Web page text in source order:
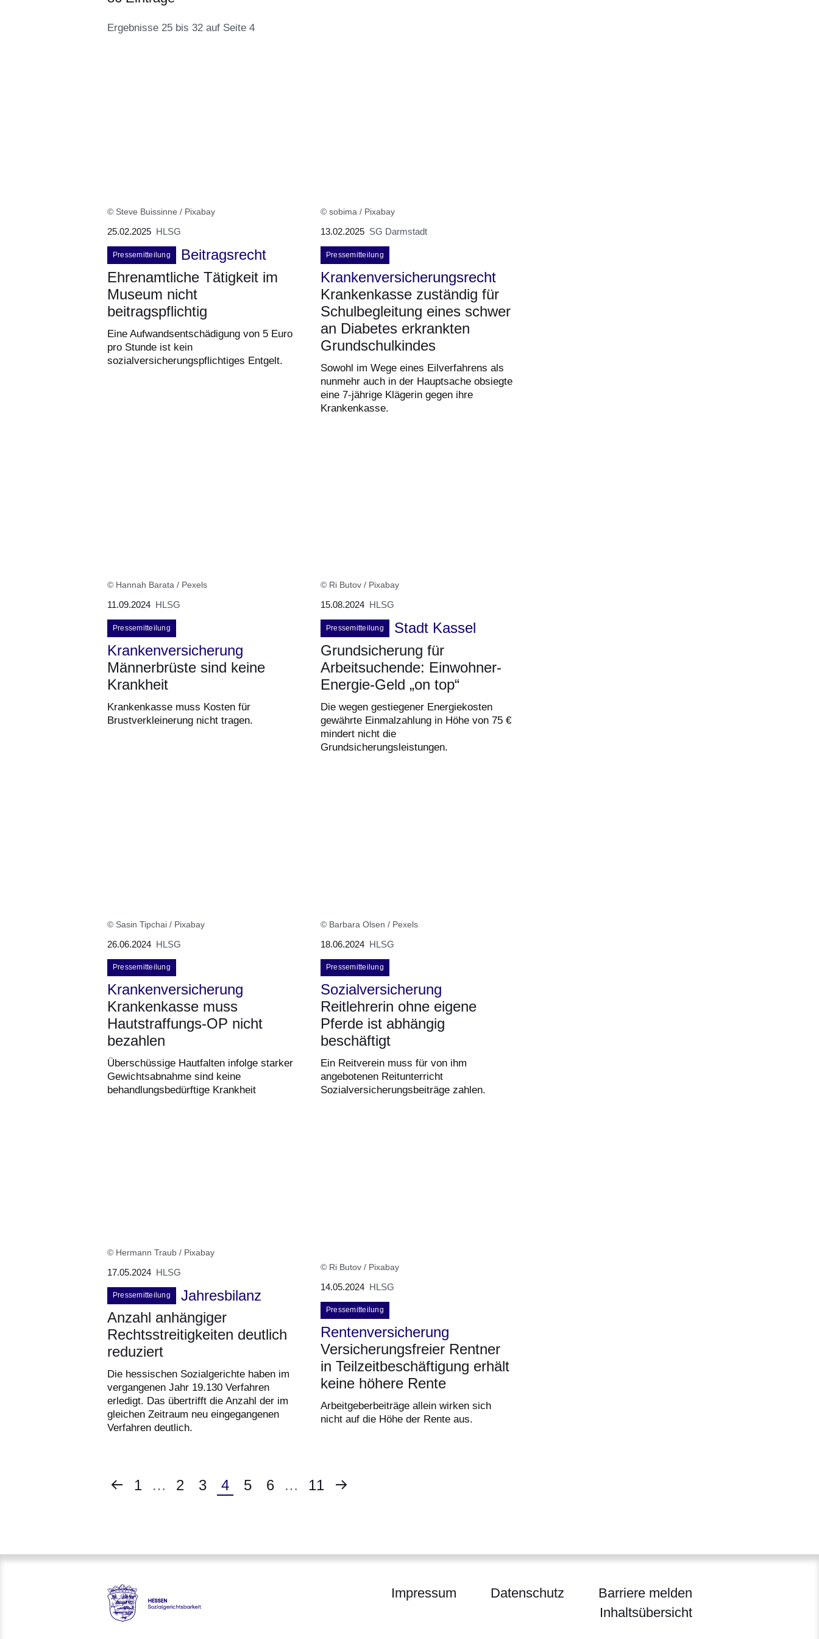
Ergebnisse 25 bis 32 auf Seite 4
4
© Steve Buissinne / Pixabay
25.02.2025 HLSG
Pressemitteilung
Beitragsrecht
Ehrenamtliche Tätigkeit im
Museum nicht
beitragspflichtig
Eine Aufwandsentschädigung von 5 Euro
pro Stunde ist kein
sozialversicherungspflichtiges Entgelt.
© sobima / Pixabay
13.02.2025 SG Darmstadt
Pressemitteilung
Krankenversicherungsrecht
Krankenkasse zuständig für
Schulbegleitung eines schwer
an Diabetes erkrankten
Grundschulkindes
Sowohl im Wege eines Eilverfahrens als
nunmehr auch in der Hauptsache obsiegte
eine 7-jährige Klägerin gegen ihre
Krankenkasse.
© Hannah Barata / Pexels
11.09.2024 HLSG
Pressemitteilung
Krankenversicherung
Männerbrüste sind keine
Krankheit
Krankenkasse muss Kosten für
Brustverkleinerung nicht tragen.
© Ri Butov / Pixabay
15.08.2024 HLSG
Pressemitteilung
Stadt Kassel
Grundsicherung für
Arbeitsuchende: Einwohner-
Energie-Geld „on top“
Die wegen gestiegener Energiekosten
gewährte Einmalzahlung in Höhe von 75 €
mindert nicht die
Grundsicherungsleistungen.
© Sasin Tipchai / Pixabay
26.06.2024 HLSG
Pressemitteilung
Krankenversicherung
Krankenkasse muss
Hautstraffungs-OP nicht
bezahlen
Überschüssige Hautfalten infolge starker
Gewichtsabnahme sind keine
behandlungsbedürftige Krankheit
© Barbara Olsen / Pexels
18.06.2024 HLSG
Pressemitteilung
Sozialversicherung
Reitlehrerin ohne eigene
Pferde ist abhängig
beschäftigt
Ein Reitverein muss für von ihm
angebotenen Reitunterricht
Sozialversicherungsbeiträge zahlen.
© Hermann Traub / Pixabay
17.05.2024 HLSG
Pressemitteilung
Jahresbilanz
Anzahl anhängiger
Rechtsstreitigkeiten deutlich
reduziert
Die hessischen Sozialgerichte haben im
vergangenen Jahr 19.130 Verfahren
erledigt. Das übertrifft die Anzahl der im
gleichen Zeitraum neu eingegangenen
Verfahren deutlich.
© Ri Butov / Pixabay
14.05.2024 HLSG
Pressemitteilung
Rentenversicherung
Versicherungsfreier Rentner
in Teilzeitbeschäftigung erhält
keine höhere Rente
Arbeitgeberbeiträge allein wirken sich
nicht auf die Höhe der Rente aus.
Vorherige
Erste
1 … Seite
2 Seite
3
Aktuelle
4 Seite
5 Seite
6 …
Letzte
11
Nächste
Hessen - Sozialgerichtsbarkeit Hessen
Impressum Datenschutz
Barriere melden
Inhaltsübersicht